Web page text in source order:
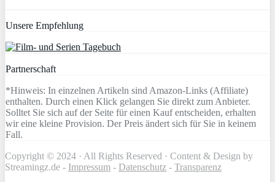
Unsere Empfehlung
Partnerschaft
*Hinweis: In einzelnen Artikeln sind Amazon-Links (Affiliate)
enthalten. Durch einen Klick gelangen Sie direkt zum Anbieter.
Solltet Sie sich auf der Seite für einen Kauf entscheiden, erhalten
wir eine kleine Provision. Der Preis ändert sich für Sie in keinem
Fall.
Copyright © 2024 · All Rights Reserved · Content & Design by
Streamingz.de - Impressum - Datenschutz - Transparenz